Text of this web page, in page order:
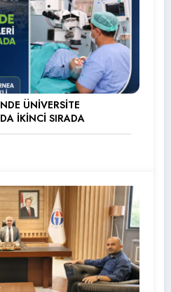
ÜNİVERSİTE
İKİNCİ SIRADA